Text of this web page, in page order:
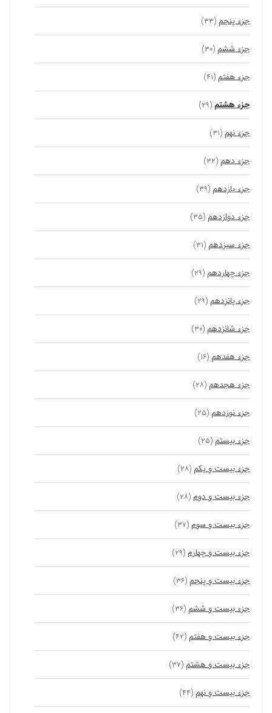
جزء پنجم (۳۳)
جزء ششم (۳۰)
جزء هفتم (۴۱)
جزء هشتم (۲۹)
جزء نهم (۳۱)
جزء دهم (۳۲)
جزء یازدهم (۳۹)
جزء دوازدهم (۳۵)
جزء سیزدهم (۳۱)
جزء چهاردهم (۲۹)
جزء پانزدهم (۲۹)
جزء شانزدهم (۳۰)
جزء هفدهم (۱۶)
جزء هجدهم (۲۸)
جزء نوزدهم (۲۵)
جزء بیستم (۲۵)
جزء بیست و یکم (۲۸)
جزء بیست و دوم (۲۸)
جزء بیست و سوم (۳۷)
جزء بیست و چهارم (۲۹)
جزء بیست و پنجم (۳۶)
جزء بیست و ششم (۳۶)
جزء بیست و هفتم (۴۲)
جزء بیست و هشتم (۳۷)
جزء بیست و نهم (۴۴)